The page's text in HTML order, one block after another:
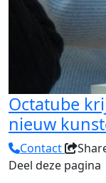
Octatube
nieuw
Contact
Deel deze pagina